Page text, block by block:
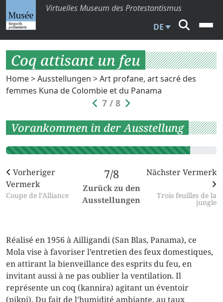
Virtuelles Museum des Protestantismus
DE
Coq attisant un feu
Home>Ausstellungen >Art profane, art sacré des
femmes Kuna de Colombie et du Panama
7 / 8
Vorankommen in der Ausstellung
Vorheriger
Vermerk
Coupe de l’Alliance
7/8
Zurück zu den
Ausstellungen
Nächster Vermerk
Trois feuilles de la
jungle
Réalisé en 1956 à Ailligandi (San Blas, Panama), ce
Mola vise à favoriser l’entretien des feux domestiques,
en attirant la bienveillance des esprits du feu, en
invitant aussi à ne pas oublier la ventilation. Il
représente un coq (kannira) agitant un éventoir
(pikpi). Du fait de l’humidité ambiante, au taux